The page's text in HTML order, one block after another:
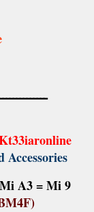
.
A3 = Mi 9